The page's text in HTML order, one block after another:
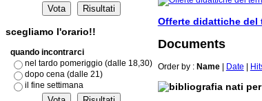
scegliamo l'orario!!
quando incontrarci
nel tardo pomeriggio (dalle 18,30)
dopo cena (dalle 21)
il fine settimana
Offerte didattiche del
Documents
Order by : Name Date